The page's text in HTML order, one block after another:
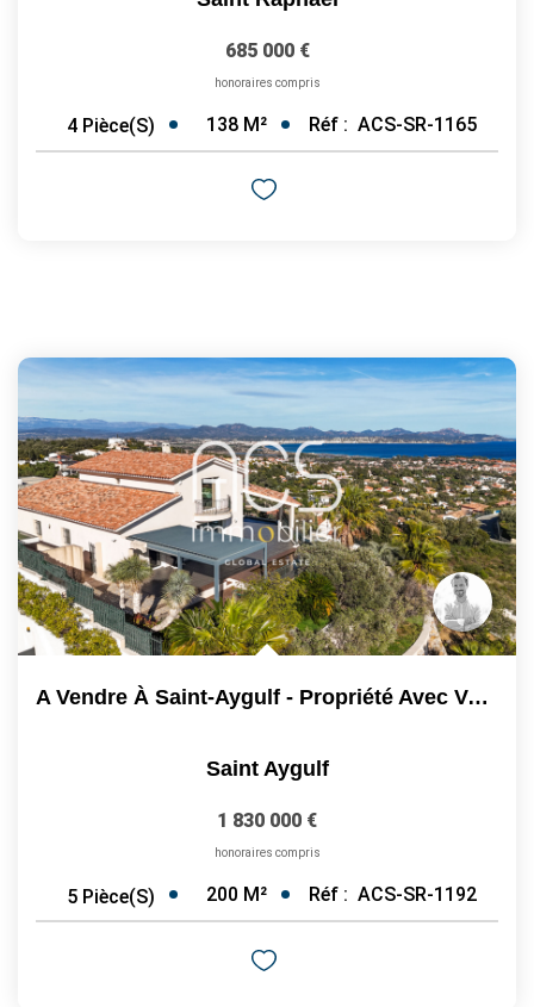
685 000 €
honoraires compris
4 Pièce(s) 138 M² Réf : ACS-SR-1165
A Vendre À Saint-Aygulf - Propriété Avec Vue Mer...
Saint Aygulf
1 830 000 €
honoraires compris
5 Pièce(s) 200 M² Réf : ACS-SR-1192